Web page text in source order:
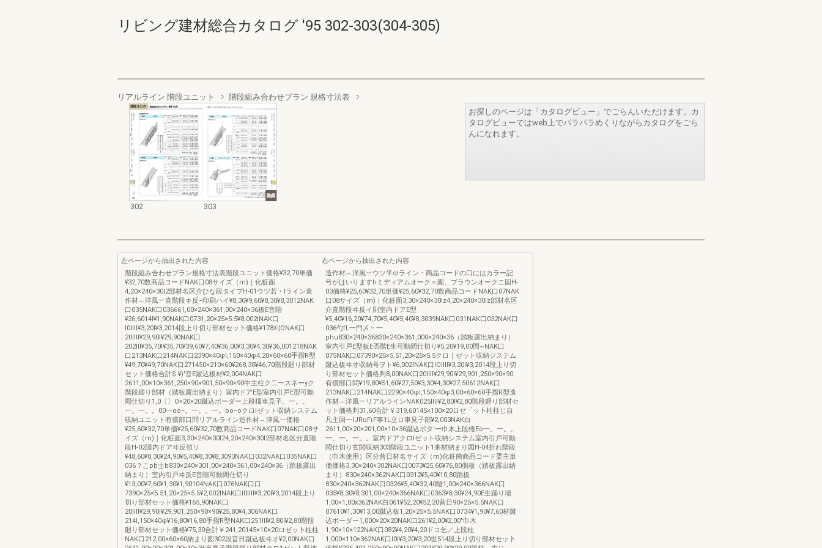
リビング建材総合カタログ '95 302-303(304-305)
リアルライン 階段ユニット 階段組み合わせプラン 規格寸法表
302 303
お探しのページは「カタログビュー」でごらんいただけます。カ
タログビューではweb上でパラパラめくりながらカタログをごら
んになれます。
左ページから抽出された内容
階段組み合わせプラン規格寸法表階段ユニット価格¥32,70単価
¥32,70数商品コードNAK口08サイズ（m)｜化粧面
4,20×240×30I2部材名区介ひな段タイプH-01ウツ若・lライン造
作材︵洋風︶直階段キ反−印刷ハイ¥8,30¥9,60¥8,30¥8,3012NAK
口035NAK口036661,00×240×361,00×240×36板E音階
¥26,6014I¥1,90NAK口0731,20×25×5.5¥8,002INAK口
I0IIII¥3,20I¥3,2014段上り切り部材セッ卜価格¥178刈ONAK口
20IIII¥29,90I¥29,90NAK口
202III¥35,70I¥35,70¥39,60¥7,40¥36,00¥3,30¥4,30¥36,001218NAK
口213NAK口214NAK口2390×40φI,150×40φ4,20×60×60手摺R型
¥49,70¥49,70NAK口271450×210×60¥268,30¥46,70階段廻り部材
セット価格合計$.¥)'音E蹴込板材¥2,004NAK口
2611,00×10×361,250×90×901,50×90×90中主柱ク二一スネーyク
階段廻り部材（踏板露出納まり）室内ドアE型室内引戸E型可動
悶仕切り1,0〔〕O×20×20蹴込ボーダー上段橿車見子。一。。
一。一。。00一oo−。一。。一。oo−oクロlゼット収納システム
収納ユニット有償部口問リアルライン造作材︵津風︶価格
¥25,60¥32,70単価¥25,60¥32,70数商品コードNAK口07NAK口08サ
イズ（m)｜化粧面3,30×240×30I24,20×240×30I2部材名区分直階
段H-02護内ドアヰ反領リ
¥48,60¥8,30¥24,90¥5,40¥8,30¥8,3093NAK口032NAK口035NAK口
036？こpb士b830×240×301,00×240×361,00×240×36（踏板露出
納まり）室内引戸ヰ反E音階可動間仕切り
¥13,00¥7,60¥1,30¥1,90104NAK口076NAK口口
7390×25×5.51,20×25×5.5¥2,002INAK口I0IIII¥3,20I¥3,2014段上り
切り部材セット価格¥165,90NAK口
20IIII¥29,90I¥29,901,250×90×90¥25,80¥4,306NAK口
214I,150×40φ¥16,80¥16,80手摺R型NAK口251III¥2,80I¥2,80階段
廻り部材セット価格¥75,30合計￥241,20145×10×20ロゼッ卜柱柱
NAK口212,00×60×60納まり図302段昔日蹴込板ヰオ¥2,00NAK口
右ページから抽出された内容
造作材︵洋風︶ウツ平qlライン・商晶コードの口にはカラー記
号がはいりますhミディアムオーク＝園、ブラウンオークニ固H-
03価格¥25,60¥32,70単価¥25,60¥32,70数商品コードNAK口07NAK
口08サイズ（m)｜化粧面3,30×240×30Iz4,20×240×30Iz部材名区
介直階段ヰ反イ則室内ドアE型
¥5,40¥16,20¥74,70¥5,40¥5,40¥8,3039NAK口031NAK口032NAK口
036勺fL一門〆﹄一
phu830×240×36830×240×361,000×240×36（踏板露出納まり）
室内引戸E型板E否階E生可動間仕切り¥5,20¥19,00間~NAK口
075NAK口07390×25×5.51,20×25×5.5クロ｜ゼット収納ジステム
蹴込板ヰオ収納号ヲト¥6,002INAK口IOIIII¥3,20I¥3,2014段上り切
り部材セッ卜価格判8,00NAK口20IIII¥29,90I¥29,901,250×90×90
有償部口問¥19,80¥51,60¥27,50¥3,30¥4,30¥27,50612NAK口
213NAK口214NAK口2290×40φI,150×40φ3,00×60×60手摺R型造
作材︵洋風︶リアルラインNAK025IIII¥2,80I¥2,80階段廻り部材セ
ット価格判31,60合計￥319,60145×100×20ロゼ「ッ卜柱柱じ自
凡主回一lJRυFιF事1L立ロ車見子部¥2,003NAK白
2611,00×20×201,00×10×36蹴込ボタ’ー巾木上段権Eo一。一。。
一。一。一。。室内ドアクロlゼット収納システム室内引戸可動
悶仕切り玄関収納303階段ユニット1来材納まり図H-04折れ階段
（巾木使用）区分昔日材名サイズ（m)化粧菌商品コード委主単
価価格3,30×240×302NAK口0073¥25,60¥76,80側板（踏板露出納
まり）830×240×362NAK口0312¥5,40¥10,80踏板
830×240×362NAK口0326¥5,40¥32,40階1,00×240×366NAK口
035¥8,30¥8,301,00×240×366NAK口0363¥8,30¥24,90E生踊り場
1,00×1,00x362NAK白061¥52,20¥52,20昔日90×25×5.5NAK口
07610¥1,30¥13,00蹴込板1,20×25×5.5NAK口0734¥1,90¥7,60材蹴
込ボーダー1,000×20×20NAK口261¥2,00¥2,00"巾木
1,90×10×122NAK口082¥4,20¥4,20ドコ乞／上段桂
1,000×110×362NAK口I0I¥3,20¥3,20世514段上り切り部材セッ卜